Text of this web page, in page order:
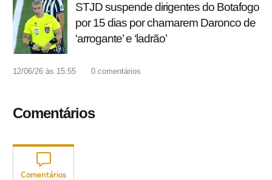
STJD suspende dirigentes do Botafogo
por 15 dias por chamarem Daronco de
‘arrogante’ e ‘ladrão’
12/06/26 às 15:55 0 comentários
Comentários